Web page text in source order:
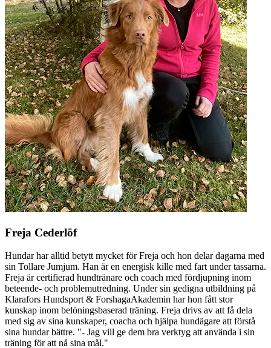
Freja Cederlöf
Hundar har alltid betytt mycket för Freja och hon delar dagarna med
sin Tollare Jumjum. Han är en energisk kille med fart under tassarna.
Freja är certifierad hundtränare och coach med fördjupning inom
beteende- och problemutredning. Under sin gedigna utbildning på
Klarafors Hundsport & ForshagaAkademin har hon fått stor
kunskap inom belöningsbaserad träning. Freja drivs av att få dela
med sig av sina kunskaper, coacha och hjälpa hundägare att förstå
sina hundar bättre. "- Jag vill ge dem bra verktyg att använda i sin
träning för att nå sina mål."